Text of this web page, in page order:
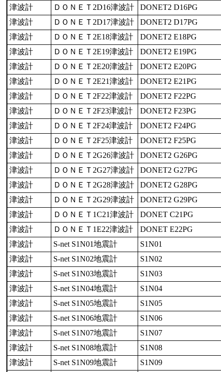
津波計
ＤＯＮＥＴ2D16津波計
DONET2 D16PG
津波計
ＤＯＮＥＴ2D17津波計
DONET2 D17PG
津波計
ＤＯＮＥＴ2E18津波計
DONET2 E18PG
津波計
ＤＯＮＥＴ2E19津波計
DONET2 E19PG
津波計
ＤＯＮＥＴ2E20津波計
DONET2 E20PG
津波計
ＤＯＮＥＴ2E21津波計
DONET2 E21PG
津波計
ＤＯＮＥＴ2F22津波計
DONET2 F22PG
津波計
ＤＯＮＥＴ2F23津波計
DONET2 F23PG
津波計
ＤＯＮＥＴ2F24津波計
DONET2 F24PG
津波計
ＤＯＮＥＴ2F25津波計
DONET2 F25PG
津波計
ＤＯＮＥＴ2G26津波計
DONET2 G26PG
津波計
ＤＯＮＥＴ2G27津波計
DONET2 G27PG
津波計
ＤＯＮＥＴ2G28津波計
DONET2 G28PG
津波計
ＤＯＮＥＴ2G29津波計
DONET2 G29PG
津波計
ＤＯＮＥＴ1C21津波計
DONET C21PG
津波計
ＤＯＮＥＴ1E22津波計
DONET E22PG
津波計
S-net S1N01地震計
S1N01
津波計
S-net S1N02地震計
S1N02
津波計
S-net S1N03地震計
S1N03
津波計
S-net S1N04地震計
S1N04
津波計
S-net S1N05地震計
S1N05
津波計
S-net S1N06地震計
S1N06
津波計
S-net S1N07地震計
S1N07
津波計
S-net S1N08地震計
S1N08
津波計
S-net S1N09地震計
S1N09